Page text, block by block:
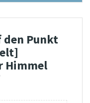
den Punkt
Himmel